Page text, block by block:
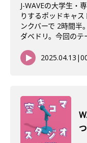
J-WAVEの大学生・
りするポッドキャ
ンクバーで 2時間半
ダベドリ。今回のテ
2025.04.13 |